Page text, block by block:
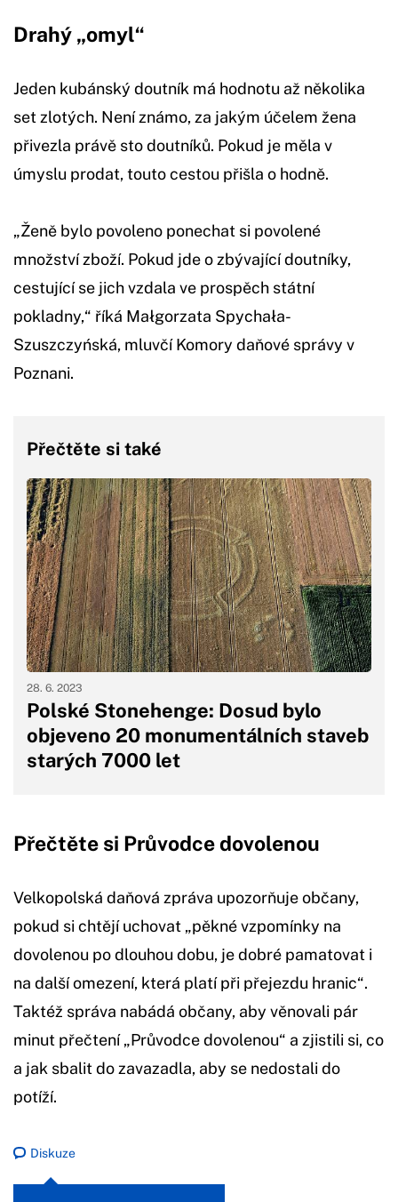
Drahý „omyl“
Jeden kubánský doutník má hodnotu až několika
set zlotých. Není známo, za jakým účelem žena
přivezla právě sto doutníků. Pokud je měla v
úmyslu prodat, touto cestou přišla o hodně.
„Ženě bylo povoleno ponechat si povolené
množství zboží. Pokud jde o zbývající doutníky,
cestující se jich vzdala ve prospěch státní
pokladny,“ říká Małgorzata Spychała-
Szuszczyńská, mluvčí Komory daňové správy v
Poznani.
Přečtěte si také
Polské Stonehenge: Dosud bylo
objeveno 20 monumentálních staveb
starých 7000 let
28. 6. 2023
Přečtěte si Průvodce dovolenou
Velkopolská daňová zpráva upozorňuje občany,
pokud si chtějí uchovat „pěkné vzpomínky na
dovolenou po dlouhou dobu, je dobré pamatovat i
na další omezení, která platí při přejezdu hranic“.
Taktéž správa nabádá občany, aby věnovali pár
minut přečtení „Průvodce dovolenou“ a zjistili si, co
a jak sbalit do zavazadla, aby se nedostali do
potíží.
Diskuze